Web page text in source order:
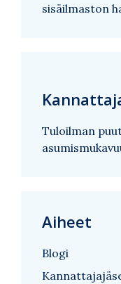
sisäilmaston
Tuloilman
Aiheet
Blogi